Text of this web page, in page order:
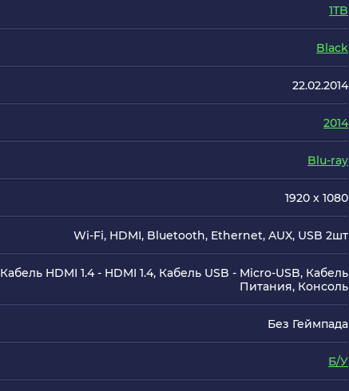
1TB
Black
22.02.2014
2014
Blu-ray
1920 x 1080
Wi-Fi, HDMI, Bluetooth, Ethernet, AUX, USB 2шт
Кабель HDMI 1.4 - HDMI 1.4, Кабель USB - Micro-USB, Кабель
Питания, Консоль
Без Геймпада
Б/У